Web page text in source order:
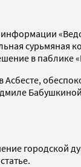
сурьмяная
в паблике
городской